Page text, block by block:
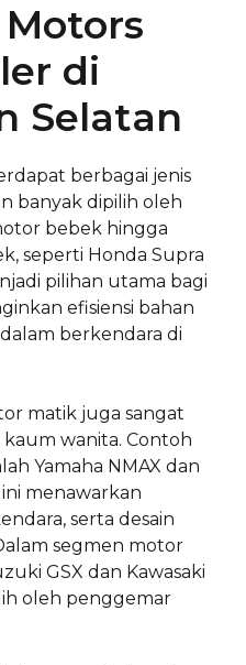
di
Selatan
berbagai jenis
banyak dipilih oleh
bebek hingga
seperti Honda Supra
pilihan utama bagi
efisiensi bahan
berkendara di
matik juga sangat
wanita. Contoh
Yamaha NMAX dan
menawarkan
serta desain
segmen motor
GSX dan Kawasaki
oleh penggemar